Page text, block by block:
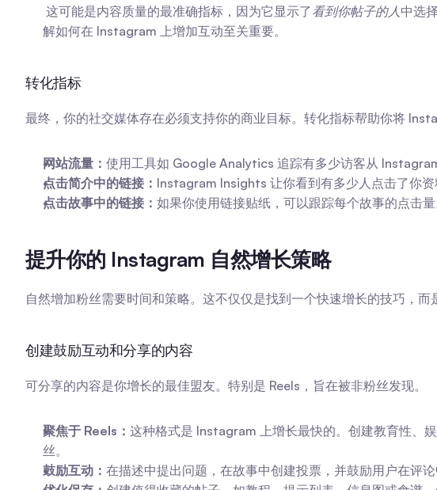
这可能是内容质量的最准确指标，因为它显示了看到你帖子的人中选
解如何在 Instagram 上增加互动至关重要。
转化指标
最终，你的社交媒体存在必须支持你的商业目标。转化指标帮助你将
网站流量： 使用工具如 Google Analytics 追踪有多少访客从
点击简介中的链接： Instagram Insights 让你看到有多少人点击了你资
点击故事中的链接： 如果你使用链接贴纸，可以跟踪每个故事的点击
提升你的 Instagram 自然增长策略
自然增加粉丝需要时间和策略。这不仅仅是找到一个快速增长的技巧，而
创建鼓励互动和分享的内容
可分享的内容是你增长的最佳盟友。特别是 Reels，旨在被非粉丝发现。
聚焦于 Reels： 这种格式是 Instagram 上增长最快的。创建教育性、
丝。
鼓励互动： 在描述中提出问题，在故事中创建投票，并鼓励用户在评